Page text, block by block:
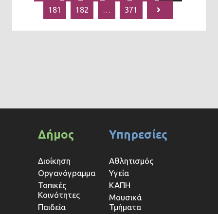
181
182 … 371
Δήμος
Διοίκηση
Οργανόγραμμα
Τοπικές
Κοινότητες
Παιδεία
Υπηρεσίες
Αθλητισμός
Υγεία
ΚΑΠΗ
Μουσικά
Τμήματα